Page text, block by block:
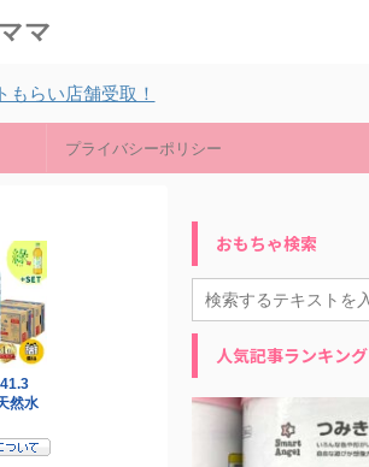
マ
らい店舗受取！
プライバシーポリシー
おもちゃ検索
人気記事ランキング